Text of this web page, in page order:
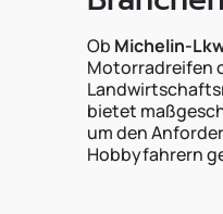
Ob Michelin-
Motorradreifen
bietet
um den
Hobbyfahrern